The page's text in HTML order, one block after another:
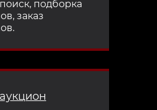
подборка
заказ